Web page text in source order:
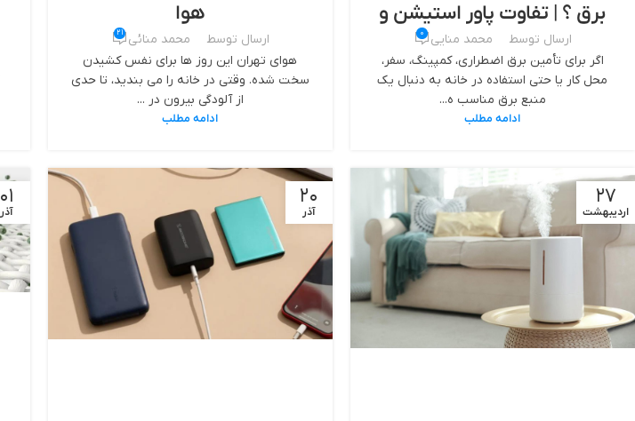
برق ؟ | تفاوت پاور استیشن و
موتور برقارسال توسط محمد منایی 0
اگر برای تأمین برق اضطراری، کمپینگ، سفر،
محل کار یا حتی استفاده در خانه به دنبال یک
منبع برق مناسب ه...
ادامه مطلب
هوا
ارسال توسط محمد منائی 21
هوای تهران این روز ها برای نفس‌ کشیدن
سخت شده. وقتی در خانه را می‌ بندید، تا حدی
از آلودگی بیرون در ...
ادامه مطلب
27
اردیبهشت
20
آذر
01
آذر